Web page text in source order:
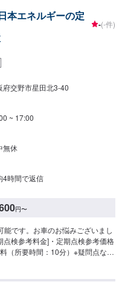
本エネルギーの定
-(-件)
府交野市星田北3-40
~ 17:00
無休
4時間で返信
円〜
です。お車のお悩みございまし
検参考料金]・定期点検参考価格
（所要時間：10分）※疑問点など